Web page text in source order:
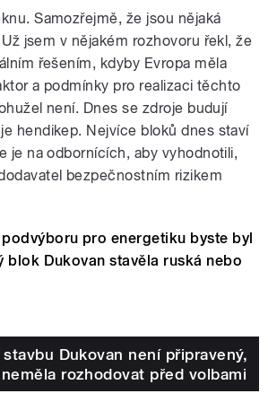
Samozřejmě, že jsou nějaká
jsem v nějakém rozhovoru řekl, že
řešením, kdyby Evropa měla
a podmínky pro realizaci těchto
není. Dnes se zdroje budují
hendikep. Nejvíce bloků dnes staví
je na odbornících, aby vyhodnotili,
bezpečnostním rizikem
pro energetiku byste byl
blok Dukovan stavěla ruská nebo
Dukovan není připravený,
rozhodovat před volbami